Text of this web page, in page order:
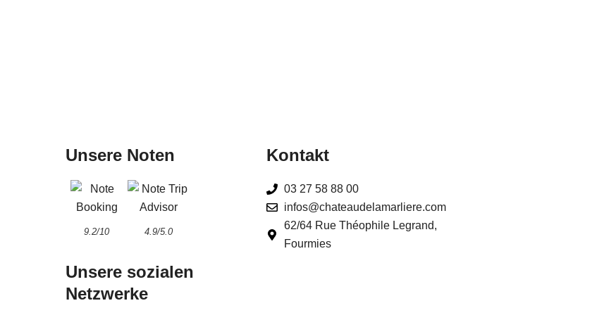
Unsere Noten
9.2/10 4.9/5.0
Unsere sozialen
Netzwerke
Kontakt
03 27 58 88 00
infos@chateaudelamarliere.com
62/64 Rue Théophile Legrand,
Fourmies